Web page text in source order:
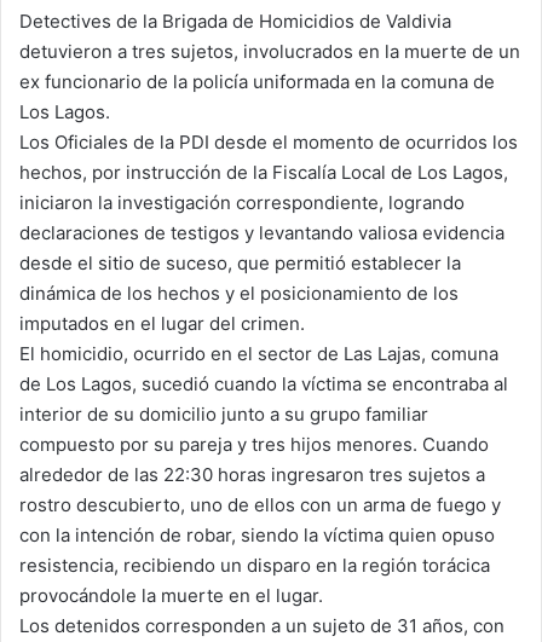
Detectives de la Brigada de Homicidios de Valdivia
detuvieron a tres sujetos, involucrados en la muerte de un
ex funcionario de la policía uniformada en la comuna de
Los Lagos.
Los Oficiales de la PDI desde el momento de ocurridos los
hechos, por instrucción de la Fiscalía Local de Los Lagos,
iniciaron la investigación correspondiente, logrando
declaraciones de testigos y levantando valiosa evidencia
desde el sitio de suceso, que permitió establecer la
dinámica de los hechos y el posicionamiento de los
imputados en el lugar del crimen.
El homicidio, ocurrido en el sector de Las Lajas, comuna
de Los Lagos, sucedió cuando la víctima se encontraba al
interior de su domicilio junto a su grupo familiar
compuesto por su pareja y tres hijos menores. Cuando
alrededor de las 22:30 horas ingresaron tres sujetos a
rostro descubierto, uno de ellos con un arma de fuego y
con la intención de robar, siendo la víctima quien opuso
resistencia, recibiendo un disparo en la región torácica
provocándole la muerte en el lugar.
Los detenidos corresponden a un sujeto de 31 años, con